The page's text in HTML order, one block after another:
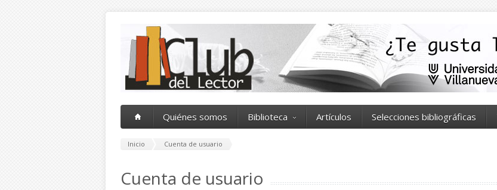
Quiénes somos Biblioteca Artículos Selecciones bibliográficas
Inicio Cuenta de usuario
Cuenta de usuario